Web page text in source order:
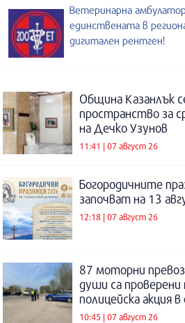
Ветеринарна
единствената в
дигитален рентген!
Община Казанлък
пространство за
на Дечко Узунов
11:41 | 07 август 26
Богородичните
започват на 13
12:18 | 07 август 26
87 моторни
души са проверени
полицейска акция
10:45 | 07 август 26